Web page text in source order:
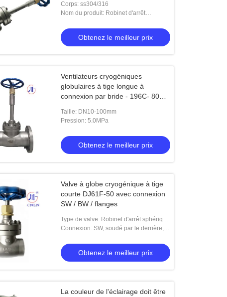
Corps: ss304/316
Nom du produit: Robinet d'arrêt
Obtenez le meilleur prix
Ventilateurs cryogéniques
globulaires à tige longue à
connexion par bride - 196C- 80C
Taille: DN10-100mm
Pression: 5.0MPa
Obtenez le meilleur prix
Valve à globe cryogénique à tige
courte DJ61F-50 avec connexion
SW / BW / flanges
Type de valve: Robinet d'arrêt sphérique
cryogénique
Connexion: SW, soudé par le derrière,
Obtenez le meilleur prix
La couleur de l'éclairage doit être